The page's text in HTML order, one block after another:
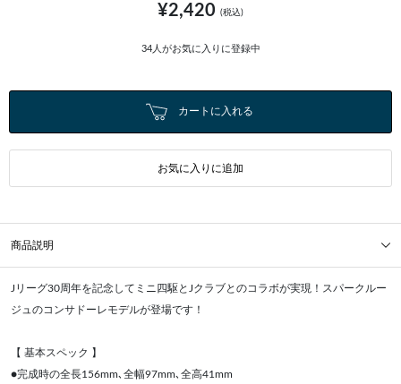
¥2,420 (税込)
34人がお気に入りに登録中
カートに入れる
お気に入りに追加
商品説明
Jリーグ30周年を記念してミニ四駆とJクラブとのコラボが実現！スパークルー
ジュのコンサドーレモデルが登場です！
【 基本スペック 】
●完成時の全長156mm､全幅97mm､全高41mm